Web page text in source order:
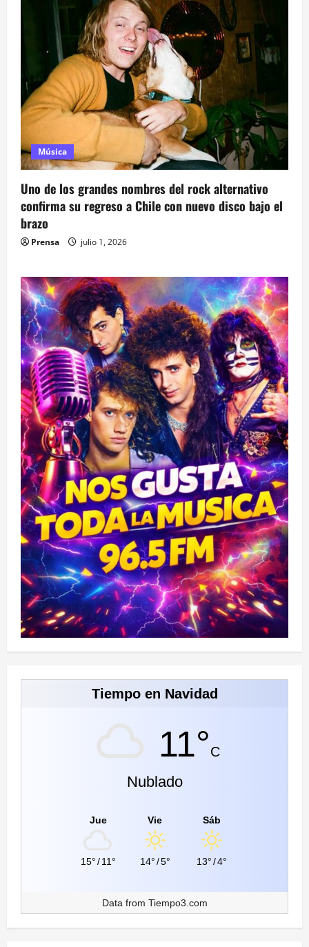
Música
Uno de los grandes nombres del rock alternativo
confirma su regreso a Chile con nuevo disco bajo el
brazo
Prensa julio 1, 2026
Tiempo en Navidad
11°C
Nublado
Jue
15°/ 11°
Vie
14°/5°
Sáb
13°/4°
Data from Tiempo3.com